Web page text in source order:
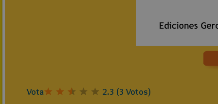
Vota 2.3 (3 Votos)